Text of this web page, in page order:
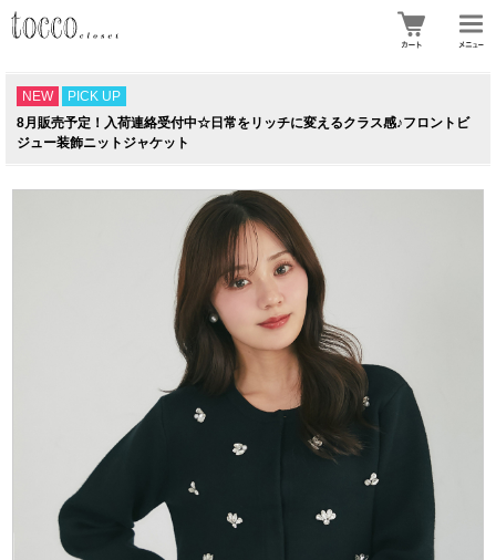
NEW
PICK UP
8月販売予定！入荷連絡受付中☆日常をリッチに変えるクラス感♪フロントビ
ジュー装飾ニットジャケット